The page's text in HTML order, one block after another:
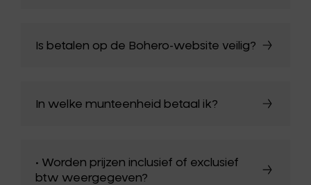
Is betalen op de Bohero-website veilig?
In welke munteenheid betaal ik?
• Worden prijzen inclusief of exclusief
btw weergegeven?